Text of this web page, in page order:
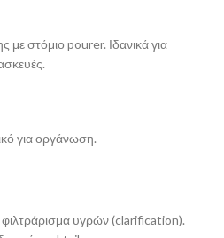
με στόμιο pourer. Ιδανικά για
για οργάνωση.
φιλτράρισμα υγρών (clarification).